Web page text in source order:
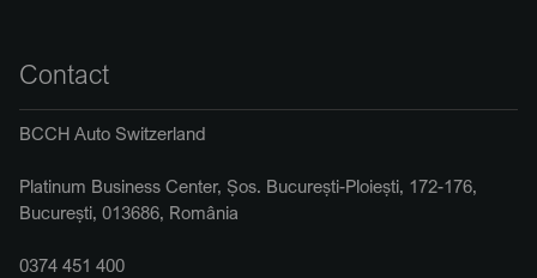
Contact
BCCH Auto Switzerland
Platinum Business Center, Șos. București-Ploiești, 172-176,
București, 013686, România
0374 451 400